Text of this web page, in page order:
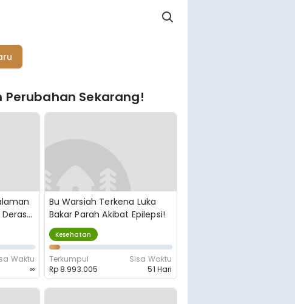
Perubahan Sekarang!
Waktu
∞
Bu Warsiah Terkena Luka
Bakar Parah Akibat Epilepsi!
Kesehatan
Terkumpul
Rp 8.993.005
Sisa Waktu
51 Hari